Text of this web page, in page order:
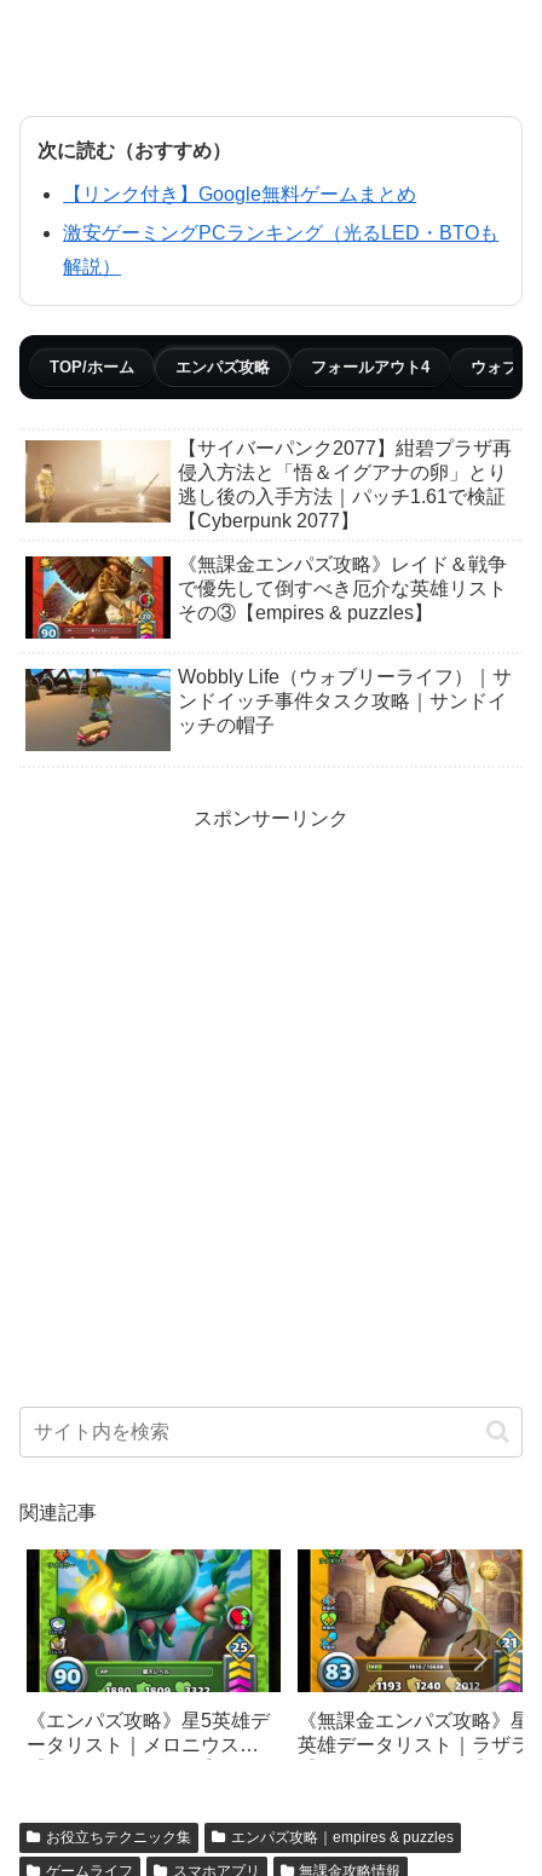
次に読む（おすすめ）
【リンク付き】Google無料ゲームまとめ
激安ゲーミングPCランキング（光るLED・BTOも
解説）
TOP/ホーム エンパズ攻略 フォールアウト4 ウォブリ
【サイバーパンク2077】紺碧プラザ再
侵入方法と「悟＆イグアナの卵」とり
逃し後の入手方法｜パッチ1.61で検証
【Cyberpunk 2077】
《無課金エンパズ攻略》レイド＆戦争
で優先して倒すべき厄介な英雄リスト
その③【empires & puzzles】
Wobbly Life（ウォブリーライフ）｜サ
ンドイッチ事件タスク攻略｜サンドイ
ッチの帽子
スポンサーリンク
関連記事
《エンパズ攻略》星5英雄デ
ータリスト｜メロニウス
《無課金エンパズ攻略》星5
英雄データリスト｜ラザラ
お役立ちテクニック集
エンパズ攻略｜empires & puzzles
ゲームライフ
スマホアプリ 無課金攻略情報